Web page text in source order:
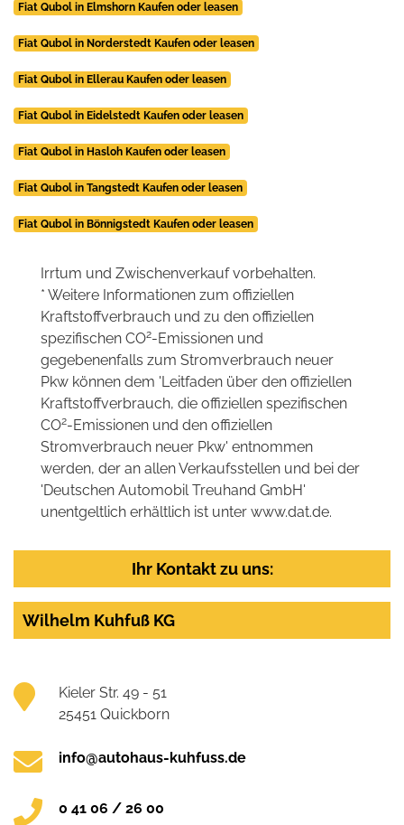
Fiat Qubol in Elmshorn Kaufen oder leasen
Fiat Qubol in Norderstedt Kaufen oder leasen
Fiat Qubol in Ellerau Kaufen oder leasen
Fiat Qubol in Eidelstedt Kaufen oder leasen
Fiat Qubol in Hasloh Kaufen oder leasen
Fiat Qubol in Tangstedt Kaufen oder leasen
Fiat Qubol in Bönnigstedt Kaufen oder leasen
Irrtum und Zwischenverkauf vorbehalten.
* Weitere Informationen zum offiziellen
Kraftstoffverbrauch und zu den offiziellen
spezifischen CO2-Emissionen und
gegebenenfalls zum Stromverbrauch neuer
Pkw können dem 'Leitfaden über den offiziellen
Kraftstoffverbrauch, die offiziellen spezifischen
CO2-Emissionen und den offiziellen
Stromverbrauch neuer Pkw' entnommen
werden, der an allen Verkaufsstellen und bei der
'Deutschen Automobil Treuhand GmbH'
unentgeltlich erhältlich ist unter www.dat.de.
Ihr Kontakt zu uns:
Wilhelm Kuhfuß KG
Kieler Str. 49 - 51
25451 Quickborn
info@autohaus-kuhfuss.de
0 41 06 / 26 00